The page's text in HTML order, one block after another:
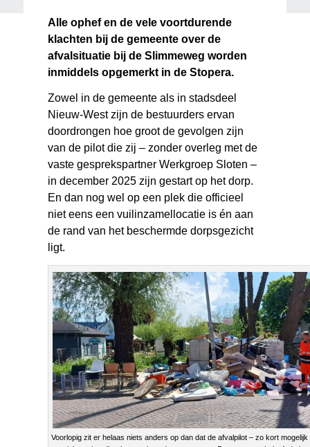
Alle ophef en de vele voortdurende
klachten bij de gemeente over de
afvalsituatie bij de Slimmeweg worden
inmiddels opgemerkt in de Stopera.
Zowel in de gemeente als in stadsdeel
Nieuw-West zijn de bestuurders ervan
doordrongen hoe groot de gevolgen zijn
van de pilot die zij – zonder overleg met de
vaste gesprekspartner Werkgroep Sloten –
in december 2025 zijn gestart op het dorp.
En dan nog wel op een plek die officieel
niet eens een vuilinzamellocatie is én aan
de rand van het beschermde dorpsgezicht
ligt.
Voorlopig zit er helaas niets anders op dan dat de afvalpilot – zo kort